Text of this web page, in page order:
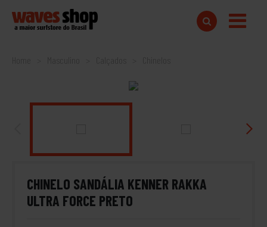
Home
CHINELO SANDÁLIA KENNER RAKKA
ULTRA FORCE PRETO